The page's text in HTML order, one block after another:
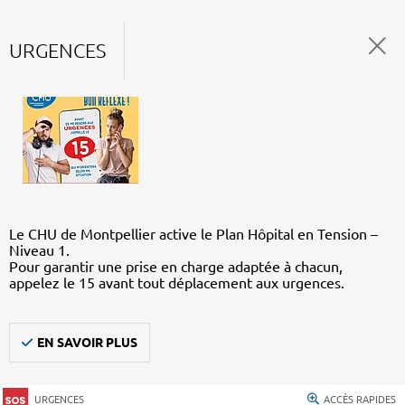
URGENCES
Le CHU de Montpellier active le Plan Hôpital en Tension –
Niveau 1.
Pour garantir une prise en charge adaptée à chacun,
appelez le 15 avant tout déplacement aux urgences.
EN SAVOIR PLUS
URGENCES ACCÈS RAPIDES